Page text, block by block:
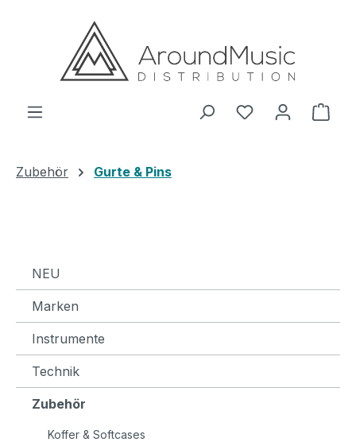
Zum Hauptinhalt springen
Zubehör Gurte & Pins
NEU
Marken
Instrumente
Technik
Zubehör
Koffer & Softcases